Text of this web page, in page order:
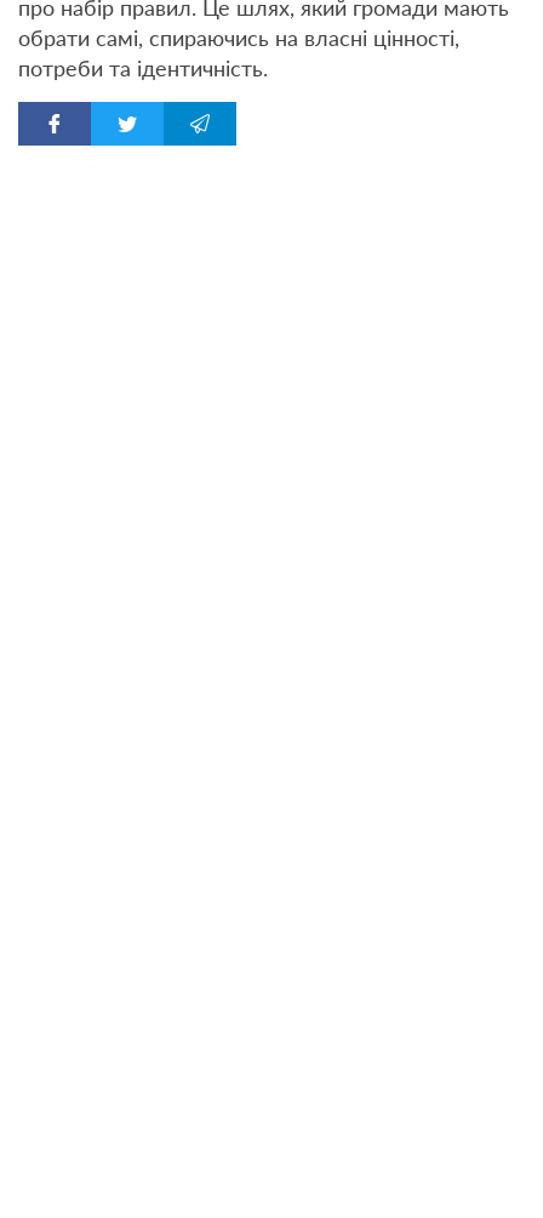
про набір правил. Це шлях, який громади мають
обрати самі, спираючись на власні цінності,
потреби та ідентичність.